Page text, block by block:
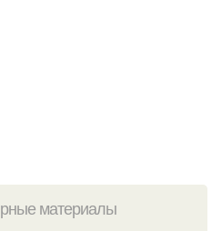
материалы